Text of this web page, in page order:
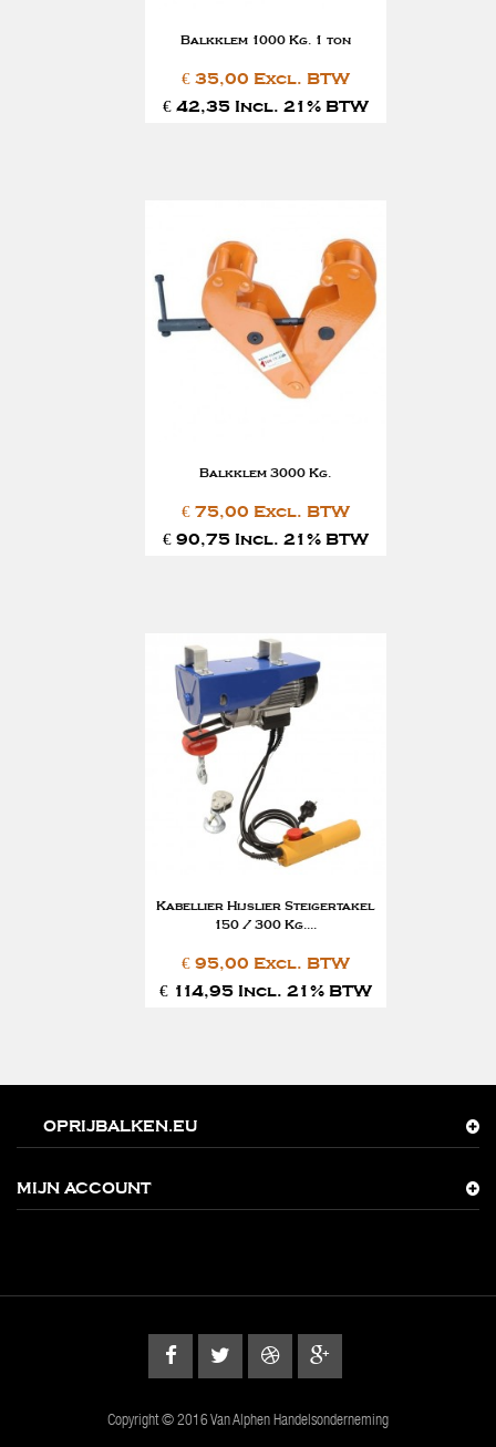
Balkklem 1000 Kg. 1 ton
€ 35,00 Excl. BTW
€ 42,35 Incl. 21% BTW
Balkklem 3000 Kg.
€ 75,00 Excl. BTW
€ 90,75 Incl. 21% BTW
Kabellier Hijslier Steigertakel
150 / 300 Kg....
€ 95,00 Excl. BTW
€ 114,95 Incl. 21% BTW
OPRIJBALKEN.EU
MIJN ACCOUNT
Copyright © 2016 Van Alphen Handelsonderneming